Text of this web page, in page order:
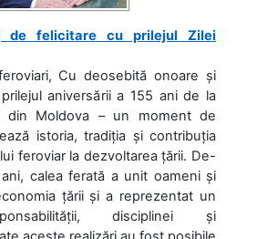
de felicitare cu prilejul Zilei
Cu deosebită onoare și
aniversării a 155 ani de la
din Moldova – un moment de
istoria, tradiția și contribuția
feroviar la dezvoltarea țării. De-
calea ferată a unit oameni și
țării și a reprezentat un
disciplinei și